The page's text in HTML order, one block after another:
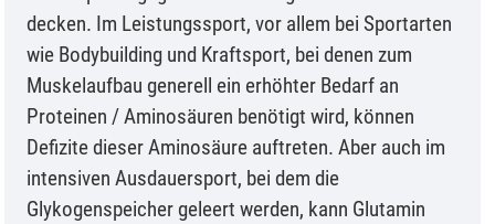
decken. Im Leistungssport, vor allem bei Sportarten
wie Bodybuilding und Kraftsport, bei denen zum
Muskelaufbau generell ein erhöhter Bedarf an
Proteinen / Aminosäuren benötigt wird, können
Defizite dieser Aminosäure auftreten. Aber auch im
intensiven Ausdauersport, bei dem die
Glykogenspeicher geleert werden, kann Glutamin